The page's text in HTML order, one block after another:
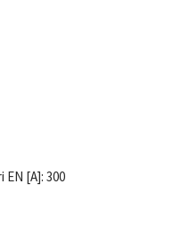
EN [A]:300